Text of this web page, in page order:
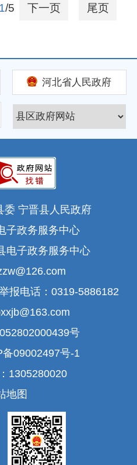
年第三季度住房补贴公示
1/5 下一页 尾页
河北省人民政府
委 宁晋县人民政府
子政务服务中心
电子政务服务中心
报电话：0319-5886182
号
09002497号-1
1305280020
地图